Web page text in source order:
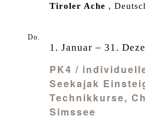
Tiroler Ache ,
Do.
PK4 /
Seekajak
Technikkurse,
Simssee
1. Januar – 31.